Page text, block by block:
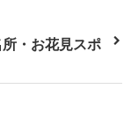
・お花見スポ